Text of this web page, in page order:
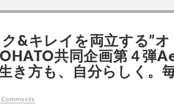
&キレイを両立する”
共同企画第４弾
き方も、自分らしく。
Comments